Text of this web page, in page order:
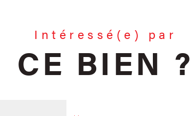
Intéressé(e) par
CE BIEN ?